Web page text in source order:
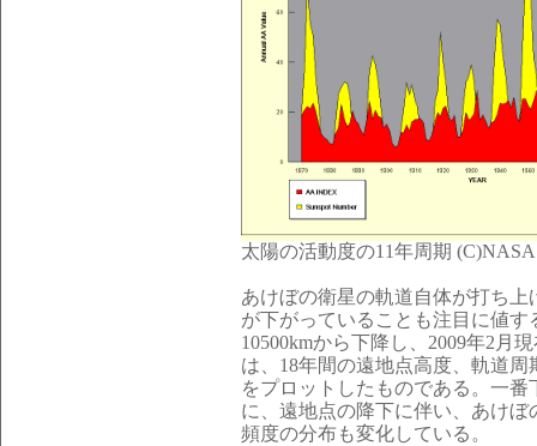
太陽の活動度の11年周期 (C)NASA
あけぼの衛星の軌道自体が打ち
が下がっていることも注目に値
10500kmから下降し、2009年2月
は、18年間の遠地点高度、軌道
をプロットしたものである。一
に、遠地点の降下に伴い、あけ
頻度の分布も変化している。